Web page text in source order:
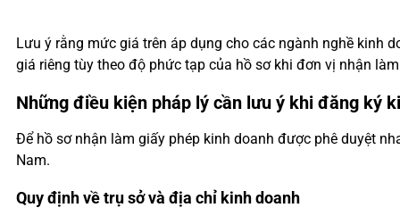
Lưu ý rằng mức giá trên áp dụng cho các ngành nghề kinh
giá riêng tùy theo độ phức tạp của hồ sơ khi đơn vị nhận
Những điều kiện pháp lý cần lưu ý khi đăng ký
Để hồ sơ nhận làm giấy phép kinh doanh được phê duyệt
Nam.
Quy định về trụ sở và địa chỉ kinh doanh